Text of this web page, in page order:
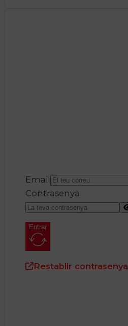
Email
Contrasenya
Entrar
Restablir contrasenya